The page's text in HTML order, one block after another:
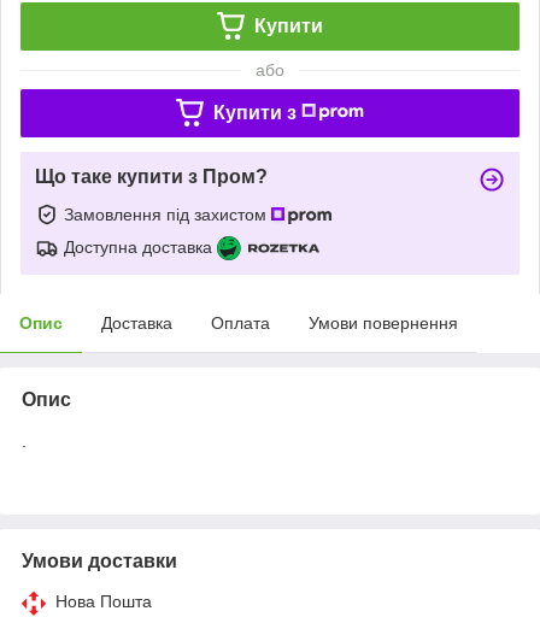
Купити
або
Купити з
Що таке купити з Пром?
Замовлення під захистом
Доступна доставка
Опис Доставка Оплата Умови повернення
Опис
Умови доставки
Нова Пошта